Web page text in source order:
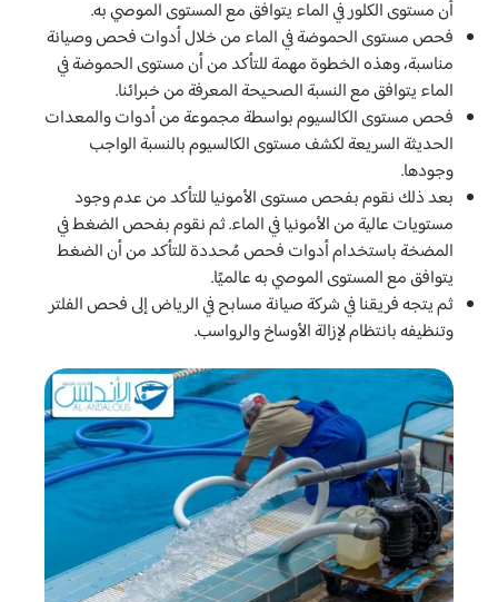
أن مستوى الكلور في الماء يتوافق مع المستوى الموصي به.
فحص مستوى الحموضة في الماء من خلال أدوات فحص وصيانة
مناسبة، وهذه الخطوة مهمة للتأكد من أن مستوى الحموضة في
الماء يتوافق مع النسبة الصحيحة المعرفة من خبرائنا.
فحص مستوى الكالسيوم بواسطة مجموعة من أدوات والمعدات
الحديثة السريعة لكشف مستوى الكالسيوم بالنسبة الواجب
وجودها.
بعد ذلك نقوم بفحص مستوى الأمونيا للتأكد من عدم وجود
مستويات عالية من الأمونيا في الماء. ثم نقوم بفحص الضغط في
المضخة باستخدام أدوات فحص مُحددة للتأكد من أن الضغط
يتوافق مع المستوى الموصي به عالميًا.
ثم يتجه فريقنا في شركة صيانة مسابح في الرياض إلى فحص الفلتر
وتنظيفه بانتظام لإزالة الأوساخ والرواسب.